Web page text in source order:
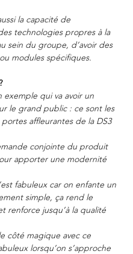
la capacité de
technologies propres à la
sein du groupe, d’avoir des
modules spécifiques.
exemple qui va avoir un
le grand public : ce sont les
affleurantes de la DS3
conjointe du produit
apporter une modernité
fabuleux car on enfante un
simple, ça rend le
renforce jusqu’à la qualité
côté magique avec ce
lorsqu’on s’approche